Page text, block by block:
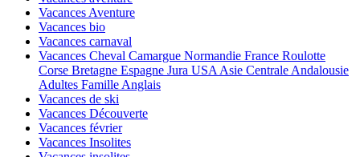
Vacances Aventure
Vacances bio
Vacances carnaval
Vacances Cheval Camargue Normandie France Roulotte
Corse Bretagne Espagne Jura USA Asie Centrale Andalousie
Adultes Famille Anglais
Vacances de ski
Vacances Découverte
Vacances février
Vacances Insolites